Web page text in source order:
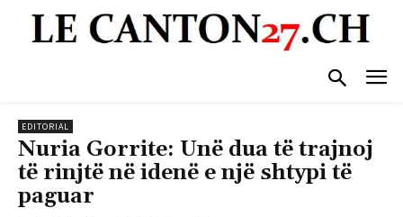
EDITORIAL
Nuria Gorrite: Unë dua të trajnoj
të rinjtë në idenë e një shtypi të
paguar